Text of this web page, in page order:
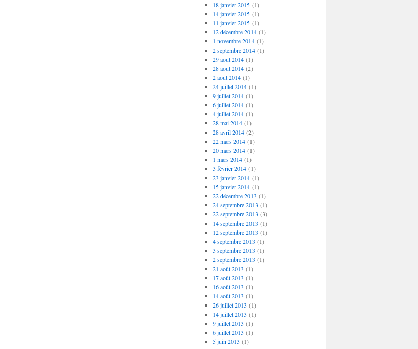
18 janvier 2015(1)
14 janvier 2015(1)
11 janvier 2015(1)
12 décembre 2014(1)
1 novembre 2014(1)
2 septembre 2014(1)
29 août 2014(1)
28 août 2014(2)
2 août 2014(1)
24 juillet 2014(1)
9 juillet 2014(1)
6 juillet 2014(1)
4 juillet 2014(1)
28 mai 2014(1)
28 avril 2014(2)
22 mars 2014(1)
20 mars 2014(1)
1 mars 2014(1)
3 février 2014(1)
23 janvier 2014(1)
15 janvier 2014(1)
22 décembre 2013 (1)
24 septembre 2013 (1)
22 septembre 2013 (3)
14 septembre 2013 (1)
12 septembre 2013 (1)
4 septembre 2013 (1)
3 septembre 2013 (1)
2 septembre 2013 (1)
21 août 2013 (1)
17 août 2013 (1)
16 août 2013 (1)
14 août 2013 (1)
26 juillet 2013 (1)
14 juillet 2013 (1)
9 juillet 2013 (1)
6 juillet 2013 (1)
5 juin 2013 (1)